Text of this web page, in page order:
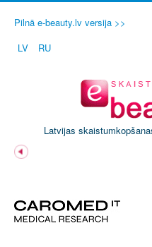
Pilnā e-beauty.lv versija >>
LV
RU
Latvijas